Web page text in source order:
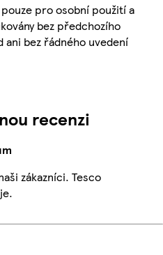
pro osobní použití a
bez předchozího
ani bez řádného uvedení
recenzi
zákazníci. Tesco